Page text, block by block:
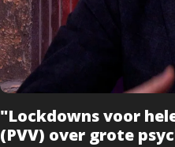
"Lockdowns voor
(PVV) over grote